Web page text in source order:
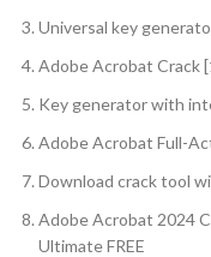
Universal key
Adobe Acrobat Crack
Key generator with
Adobe Acrobat Full-
Download crack tool
Adobe Acrobat 2024
Ultimate FREE